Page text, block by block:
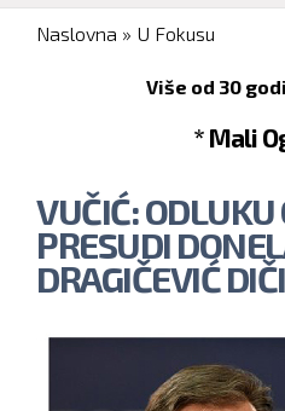
You are here
Naslovna » U Fokusu
Više od 30
* Mali
VUČIĆ: ODLUKU
PRESUDI
DRAGIČEVIĆ